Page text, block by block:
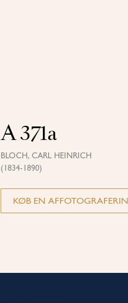
A 371a
BLOCH, CARL HEINRICH
(1834-1890)
KØB EN